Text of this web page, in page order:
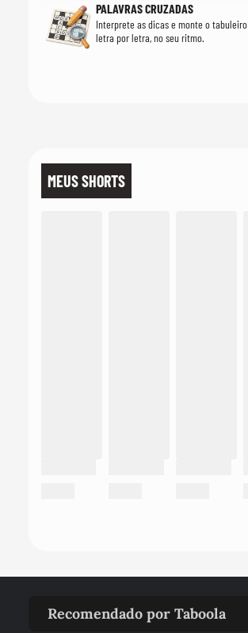
PALAVRAS CRUZADAS
Interprete as dicas e monte o tabuleiro
letra por letra, no seu ritmo.
MEUS SHORTS
Recomendado por Taboola